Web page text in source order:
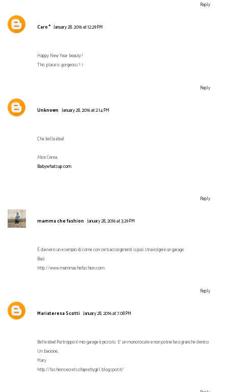
Reply
Caro * January 28, 2016 at 12:29 PM
Happy New Year beauty !
This place is gorgeous ! :)
Reply
Unknown January 28, 2016 at 2:14 PM
Che bella idea!
Alice Cerea,
Babywhatsup.com
Reply
mamma che fashion January 28, 2016 at 3:29 PM
È davvero un esempio di come con certi accorgimenti si può stravolgere un garage.
Baci
http://www.mammachefashion.com
Reply
Mariateresa Scotti January 28, 2016 at 7:08 PM
Belle idee! Purtroppo il mio garage è piccolo. E' un monolocale e non potrei farci granchè dentro.
Un bacione,
Mary
http://fashionsecretsofaprettygirl.blogspot.it/